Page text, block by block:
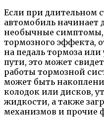
Если при длительном
автомобиль начинает
необычные симптомы,
тормозного эффекта,
на педаль тормоза
пути, это может
работы тормозной
может быть
колодок или дисков,
жидкости, а также
механизмов и прочие